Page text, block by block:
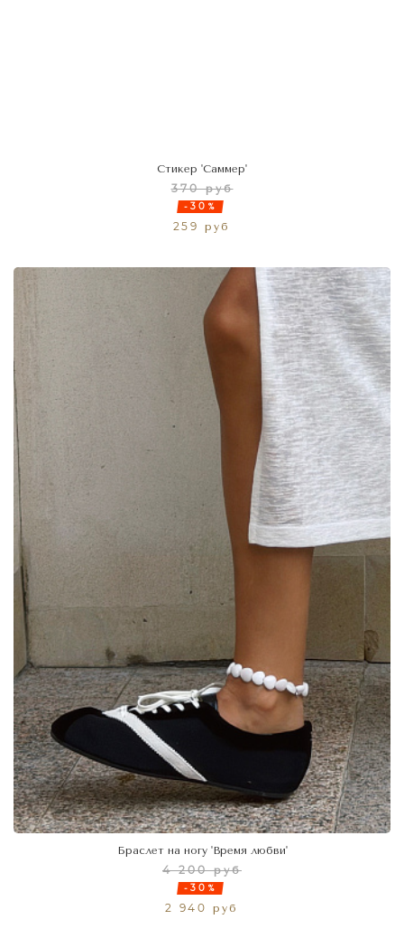
Стикер 'Саммер'
370 руб
-30%
259 руб
Браслет на ногу 'Время любви'
4 200 руб
-30%
2 940 руб